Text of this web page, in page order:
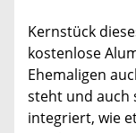
Kernstück
kostenlose
Ehemaligen
steht und auch
integriert, wie